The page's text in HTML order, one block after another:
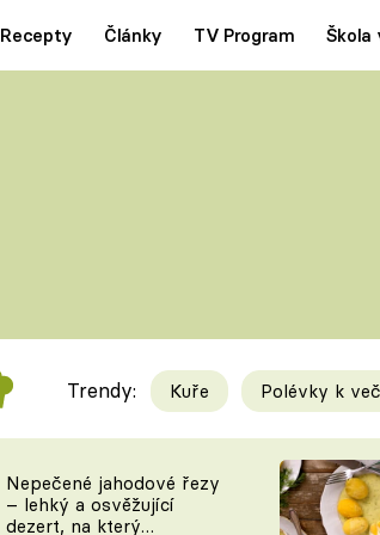
Recepty Články TV Program Škola
Videorecepty
TEĎ VAŘÍ ŠÉF!
Trendy: Kuře Polévky k
Nepečené jahodové řezy
– lehký a osvěžující
dezert, na který